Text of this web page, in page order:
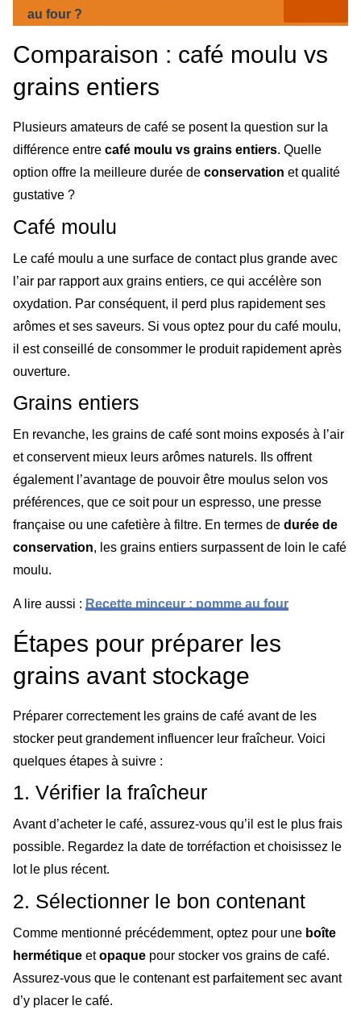
au four ?
Comparaison : café moulu vs
grains entiers
Plusieurs amateurs de café se posent la question sur la
différence entre café moulu vs grains entiers. Quelle
option offre la meilleure durée de conservation et qualité
gustative ?
Café moulu
Le café moulu a une surface de contact plus grande avec
l’air par rapport aux grains entiers, ce qui accélère son
oxydation. Par conséquent, il perd plus rapidement ses
arômes et ses saveurs. Si vous optez pour du café moulu,
il est conseillé de consommer le produit rapidement après
ouverture.
Grains entiers
En revanche, les grains de café sont moins exposés à l’air
et conservent mieux leurs arômes naturels. Ils offrent
également l’avantage de pouvoir être moulus selon vos
préférences, que ce soit pour un espresso, une presse
française ou une cafetière à filtre. En termes de durée de
conservation, les grains entiers surpassent de loin le café
moulu.
A lire aussi : Recette minceur : pomme au four
Étapes pour préparer les
grains avant stockage
Préparer correctement les grains de café avant de les
stocker peut grandement influencer leur fraîcheur. Voici
quelques étapes à suivre :
1. Vérifier la fraîcheur
Avant d’acheter le café, assurez-vous qu’il est le plus frais
possible. Regardez la date de torréfaction et choisissez le
lot le plus récent.
2. Sélectionner le bon contenant
Comme mentionné précédemment, optez pour une boîte
hermétique etopaque pour stocker vos grains de café.
Assurez-vous que le contenant est parfaitement sec avant
d’y placer le café.